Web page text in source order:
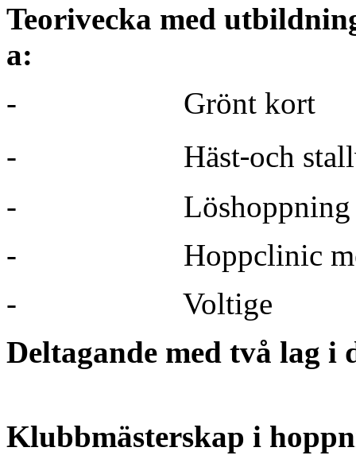
Teorivecka med
a:
-
Grönt kort
-
Häst‐och
-
Löshoppning
-
Hoppclinic
-
Voltige
Deltagande med två lag i
Klubbmästerskap i